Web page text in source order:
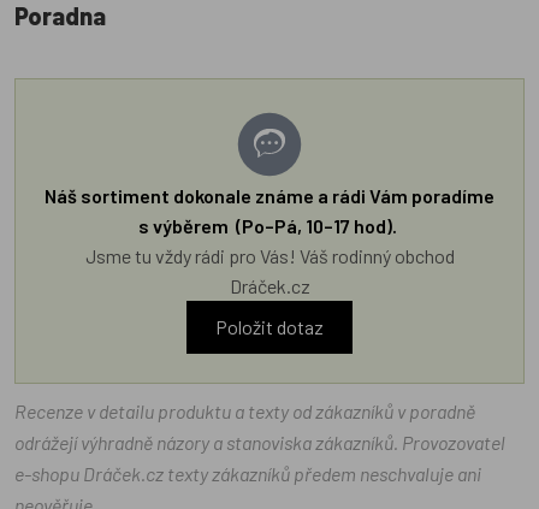
Poradna
Náš sortiment dokonale známe a rádi Vám poradíme
s výběrem (Po–Pá, 10–17 hod).
Jsme tu vždy rádi pro Vás! Váš rodinný obchod
Dráček.cz
Položit dotaz
Recenze v detailu produktu a texty od zákazníků v poradně
odrážejí výhradně názory a stanoviska zákazníků. Provozovatel
e-shopu Dráček.cz texty zákazníků předem neschvaluje ani